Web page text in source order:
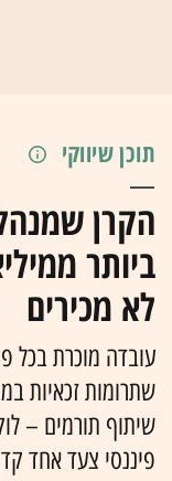
תוכן שיווקי
הקרן
ביותר
לא מכירים
עובדה מוכרת בכל
שתרומות זכאיות
שיתוף תורמים –
פיננסי צעד אחד